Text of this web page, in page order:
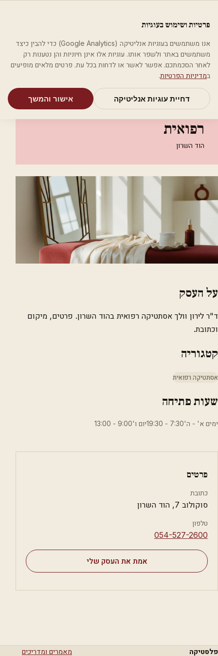
מאמריםקטגוריותחיפושאודות
בית קטגוריות
אסתטיקה רפואית
ד"ר לירון וולך אסתטיקה רפואית
ד"ר לירון וולך אסתטיקה
רפואית
הוד השרון
על העסק
ד"ר לירון וולך אסתטיקה רפואית בהוד השרון. פרטים, מיקום
וכתובת.
קטגוריה
אסתטיקה רפואית
שעות פתיחה
ימים א' - ה'7:30 - 19:30יום ו'9:00 - 13:00
פרטים
כתובת
סוקולוב 7, הוד השרון
טלפון
⁦054-527-2600⁩
אמת את העסק שלי
פלסטיקה מאמרים ומדריכים
פרטיות ושימוש בעוגיות
אנו משתמשים בעוגיות אנליטיקה (Google Analytics) כדי להבין כיצד
משתמשים באתר ולשפר אותו. עוגיות אלו אינן חיוניות והן נטענות רק
לאחר הסכמתכם. אפשר לאשר או לדחות בכל עת. פרטים מלאים מופיעים
במדיניות הפרטיות.
דחיית עוגיות אנליטיקה אישור והמשך